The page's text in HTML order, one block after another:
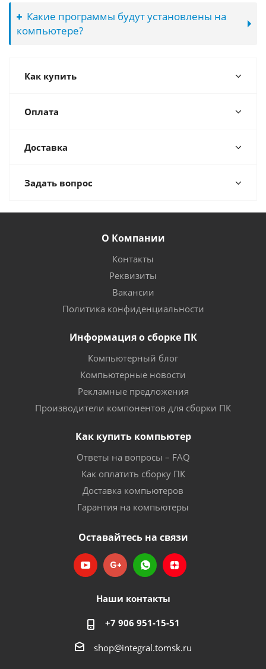
Какие программы будут установлены на
компьютере?
Как купить
Оплата
Доставка
Задать вопрос
О Компании
Контакты
Реквизиты
Вакансии
Политика конфиденциальности
Информация о сборке ПК
Компьютерный блог
Компьютерные новости
Рекламные предложения
Производители компонентов для сборки ПК
Как купить компьютер
Ответы на вопросы – FAQ
Как оплатить сборку ПК
Доставка компьютеров
Гарантия на компьютеры
Оставайтесь на связи
Наши контакты
+7 906 951-15-51
shop@integral.tomsk.ru